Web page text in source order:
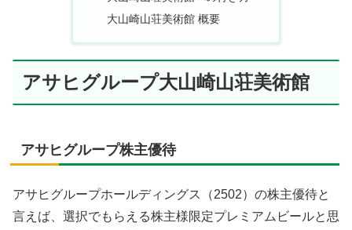
大山崎山荘美術館 概要
アサヒグループ大山崎山荘美術館
アサヒグループ株主優待
アサヒグループホールディングス（2502）の株主優待と
言えば、選択でもらえる株主様限定プレミアムビールと思